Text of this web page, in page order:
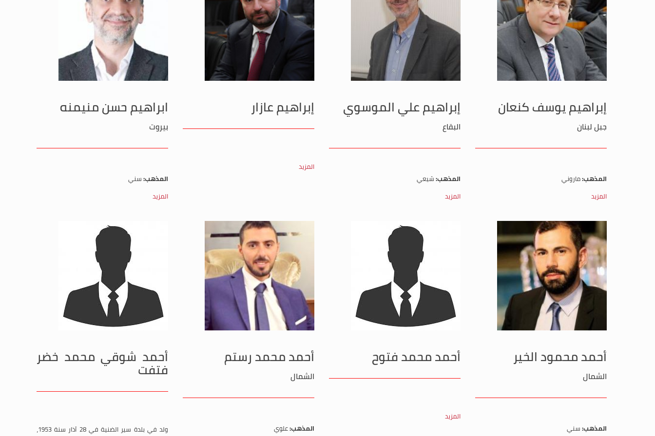
ابراهيم حسن منيمنه
بيروت
المذهب:سني
المزيد
إبراهيم عازار
المزيد
إبراهيم علي الموسوي
البقاع
المذهب:شيعي
المزيد
إبراهيم يوسف كنعان
جبل لبنان
المذهب:ماروني
المزيد
أحمد شوقي محمد خضر
فتفت
ولد في بلدة سير الضنية في 28 آذار سنة 1953،
أحمد محمد رستم
الشمال
المذهب:علوي
أحمد محمد فتوح
المزيد
أحمد محمود الخير
الشمال
المذهب:سني